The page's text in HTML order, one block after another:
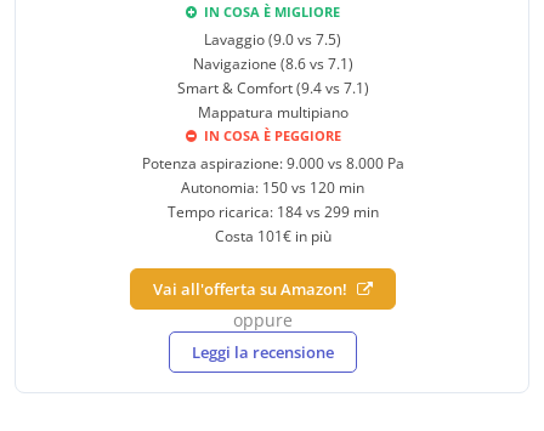
IN COSA È MIGLIORE
Lavaggio (9.0 vs 7.5)
Navigazione (8.6 vs 7.1)
Smart & Comfort (9.4 vs 7.1)
Mappatura multipiano
IN COSA È PEGGIORE
Potenza aspirazione: 9.000 vs 8.000 Pa
Autonomia: 150 vs 120 min
Tempo ricarica: 184 vs 299 min
Costa 101€ in più
Vai all'offerta su Amazon!
oppure
Leggi la recensione